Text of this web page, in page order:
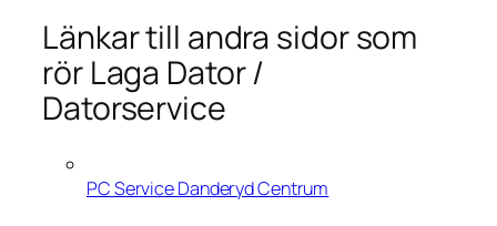
Länkar till andra sidor som
rör Laga Dator /
Datorservice
PC Service Danderyd Centrum